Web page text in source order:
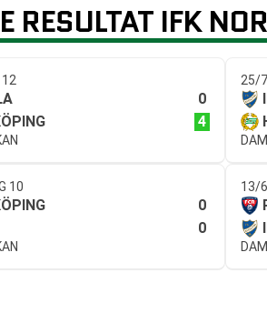
RESULTAT IFK
0
4
25/
10
0
0
13/